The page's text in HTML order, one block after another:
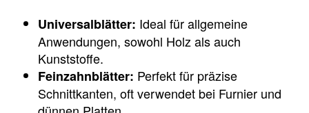
Universalblätter: Ideal für allgemeine
Anwendungen, sowohl Holz als auch
Kunststoffe.
Feinzahnblätter: Perfekt für präzise
Schnittkanten, oft verwendet bei Furnier und